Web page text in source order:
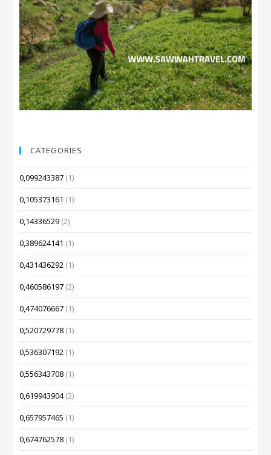
CATEGORIES
0,099243387 (1)
0,105373161 (1)
0,14336529 (2)
0,389624141 (1)
0,431436292 (1)
0,460586197 (2)
0,474076667 (1)
0,520729778 (1)
0,536307192 (1)
0,556343708 (1)
0,619943904(2)
0,657957465 (1)
0,674762578 (1)